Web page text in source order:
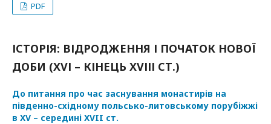
PDF
ІСТОРІЯ: ВІДРОДЖЕННЯ І ПОЧАТОК НОВОЇ
ДОБИ (ХVІ – КІНЕЦЬ ХVІІІ СТ.)
До питання про час заснування монастирів на
південно-східному польсько-литовському порубіжжі
в XV – середині XVII ст.